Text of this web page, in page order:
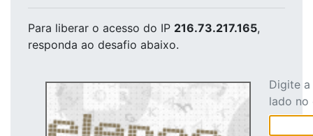
Para liberar o acesso do IP 216.73.217.165,
responda ao desafio abaixo.
Digite
lado no